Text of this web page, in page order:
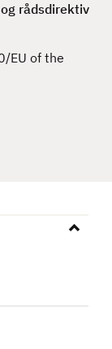
rådsdirektiv
EU of the